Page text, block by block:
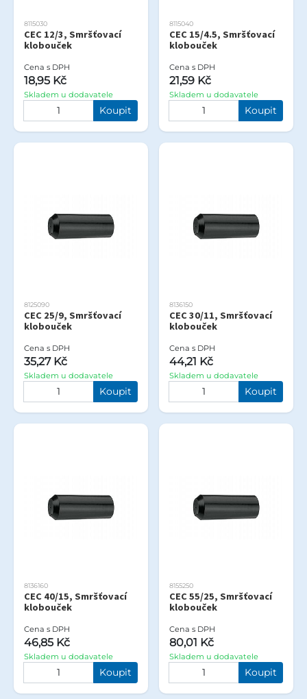
8115030
CEC 12/3, Smršťovací
klobouček
Cena s DPH
18,95 Kč
Skladem u dodavatele
Koupit
8115040
CEC 15/4.5, Smršťovací
klobouček
Cena s DPH
21,59 Kč
Skladem u dodavatele
Koupit
8125090
CEC 25/9, Smršťovací
klobouček
Cena s DPH
35,27 Kč
Skladem u dodavatele
Koupit
8136150
CEC 30/11, Smršťovací
klobouček
Cena s DPH
44,21 Kč
Skladem u dodavatele
Koupit
8136160
CEC 40/15, Smršťovací
klobouček
Cena s DPH
46,85 Kč
Skladem u dodavatele
Koupit
8155250
CEC 55/25, Smršťovací
klobouček
Cena s DPH
80,01 Kč
Skladem u dodavatele
Koupit